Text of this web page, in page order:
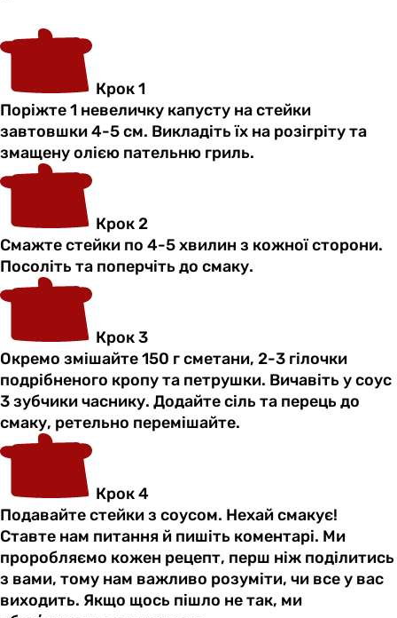
Крок 1
Поріжте 1 невеличку капусту на стейки
завтовшки 4-5 см. Викладіть їх на розігріту та
змащену олією пательню гриль.
Крок 2
Смажте стейки по 4-5 хвилин з кожної сторони.
Посоліть та поперчіть до смаку.
Крок 3
Окремо змішайте 150 г сметани, 2-3 гілочки
подрібненого кропу та петрушки. Вичавіть у соус
3 зубчики часнику. Додайте сіль та перець до
смаку, ретельно перемішайте.
Крок 4
Подавайте стейки з соусом. Нехай смакує!
Ставте нам питання й пишіть коментарі. Ми
проробляємо кожен рецепт, перш ніж поділитись
з вами, тому нам важливо розуміти, чи все у вас
виходить. Якщо щось пішло не так, ми